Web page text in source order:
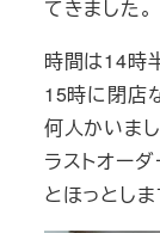
てきました。
時間は14時
15時に閉店
何人かいまし
ラストオー
とほっとしま